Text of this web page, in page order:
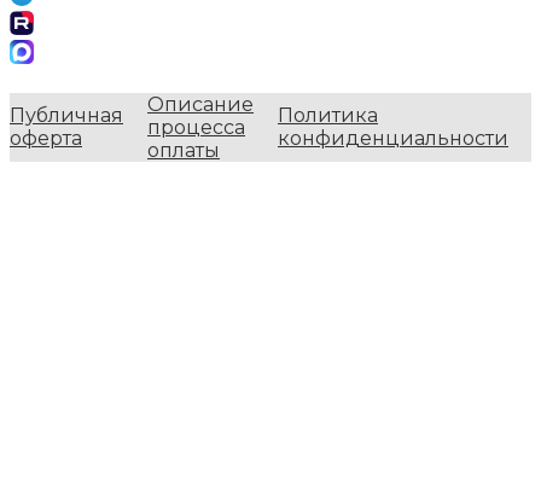
Публичная
оферта
Описание
процесса
оплаты
Политика
конфиденциальности